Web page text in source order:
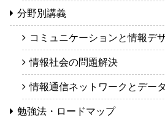
分野別講義
コミュニケーションと情報デ
情報社会の問題解決
情報通信ネットワークとデー
勉強法・ロードマップ